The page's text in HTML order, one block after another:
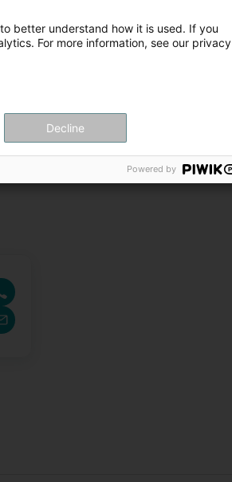
better understand how it is used. If you
For more information, see our privacy
Decline
Powered by